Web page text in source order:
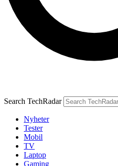
Search TechRadar
Nyheter
Tester
Mobil
TV
Laptop
Gaming